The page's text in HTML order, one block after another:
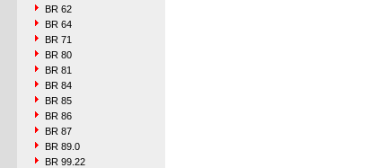
BR 62
BR 64
BR 71
BR 80
BR 81
BR 84
BR 85
BR 86
BR 87
BR 89.0
BR 99.22